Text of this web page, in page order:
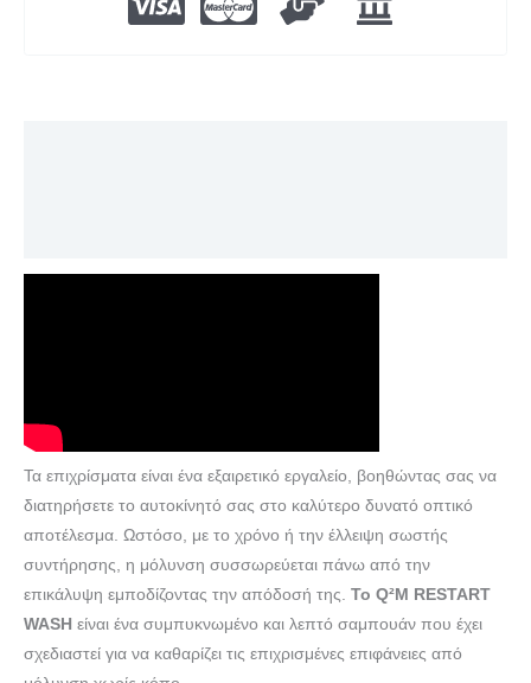
Τα επιχρίσματα είναι ένα εξαιρετικό εργαλείο, βοηθώντας σας να
διατηρήσετε το αυτοκίνητό σας στο καλύτερο δυνατό οπτικό
αποτέλεσμα. Ωστόσο, με το χρόνο ή την έλλειψη σωστής
συντήρησης, η μόλυνση συσσωρεύεται πάνω από την
επικάλυψη εμποδίζοντας την απόδοσή της. Το Q²M RESTART
WASH είναι ένα συμπυκνωμένο και λεπτό σαμπουάν που έχει
σχεδιαστεί για να καθαρίζει τις επιχρισμένες επιφάνειες από